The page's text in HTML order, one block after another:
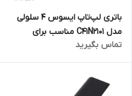
باتری لپ‌تاپ ایسوس 4 سلولی
مدل C41N2101 مناسب برای
لپ‌تاپ ASUS TUF Dash F15
FX517
تماس بگیرید